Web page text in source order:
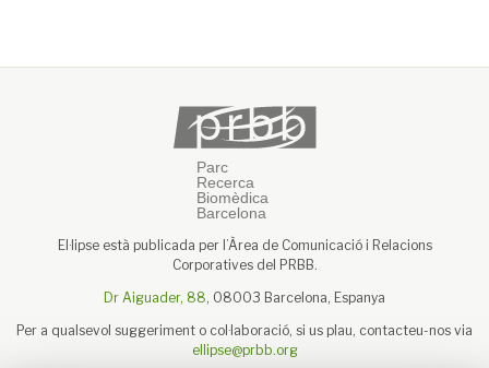
El·lipse està publicada per l’Àrea de Comunicació i Relacions
Corporatives del PRBB.
Dr Aiguader, 88, 08003 Barcelona, Espanya
Per a qualsevol suggeriment o col·laboració, si us plau, contacteu-nos via
ellipse@prbb.org